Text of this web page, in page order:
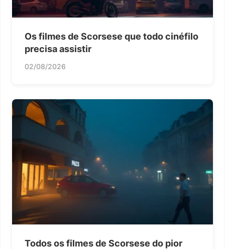
Os filmes de Scorsese que todo cinéfilo
precisa assistir
02/08/2026
Todos os filmes de Scorsese do pior